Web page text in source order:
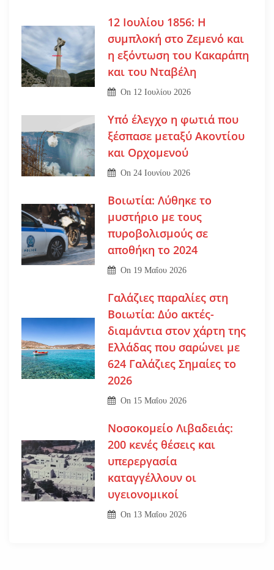
12 Ιουλίου 1856: Η
συμπλοκή στο Ζεμενό και
η εξόντωση του Κακαράπη
και του Νταβέλη
On 12 Ιουλίου 2026
Υπό έλεγχο η φωτιά που
ξέσπασε μεταξύ Ακοντίου
και Ορχομενού
On 24 Ιουνίου 2026
Βοιωτία: Λύθηκε το
μυστήριο με τους
πυροβολισμούς σε
αποθήκη το 2024
On 19 Μαΐου 2026
Γαλάζιες παραλίες στη
Βοιωτία: Δύο ακτές-
διαμάντια στον χάρτη της
Ελλάδας που σαρώνει με
624 Γαλάζιες Σημαίες το
2026
On 15 Μαΐου 2026
Νοσοκομείο Λιβαδειάς:
200 κενές θέσεις και
υπερεργασία
καταγγέλλουν οι
υγειονομικοί
On 13 Μαΐου 2026